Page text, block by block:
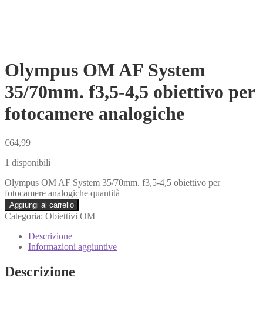
Olympus OM AF System
35/70mm. f3,5-4,5 obiettivo per
fotocamere analogiche
€64,99
1 disponibili
Olympus OM AF System 35/70mm. f3,5-4,5 obiettivo per
fotocamere analogiche quantità
Aggiungi al carrello
Categoria: Obiettivi OM
Descrizione
Informazioni aggiuntive
Descrizione